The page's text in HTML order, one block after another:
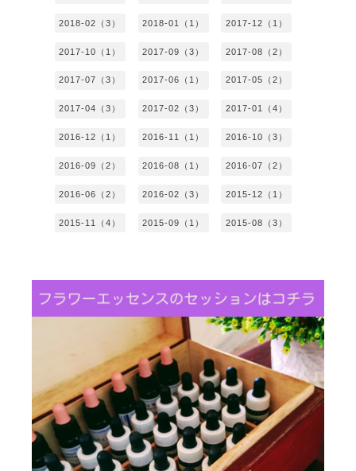
2018-02（3） 2018-01（1） 2017-12（1）
2017-10（1） 2017-09（3） 2017-08（2）
2017-07（3） 2017-06（1） 2017-05（2）
2017-04（3） 2017-02（3） 2017-01（4）
2016-12（1） 2016-11（1） 2016-10（3）
2016-09（2） 2016-08（1） 2016-07（2）
2016-06（2） 2016-02（3） 2015-12（1）
2015-11（4） 2015-09（1） 2015-08（3）